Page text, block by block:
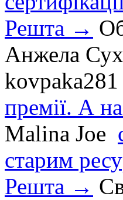
Решта →
Анжела
kovpaka281
премії. А
Malina Joe
старим
Решта →